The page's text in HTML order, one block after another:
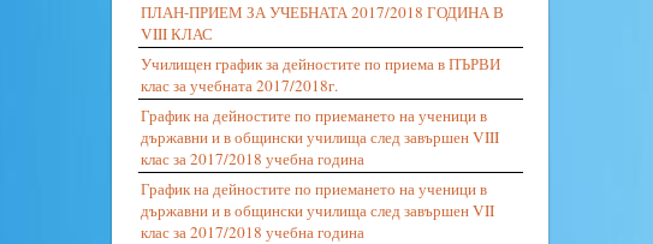
ПЛАН-ПРИЕМ ЗА УЧЕБНАТА 2017/2018 ГОДИНА В
VIII КЛАС
Училищен график за дейностите по приема в ПЪРВИ
клас за учебната 2017/2018г.
График на дейностите по приемането на ученици в
държавни и в общински училища след завършен VIII
клас за 2017/2018 учебна година
График на дейностите по приемането на ученици в
държавни и в общински училища след завършен VII
клас за 2017/2018 учебна година